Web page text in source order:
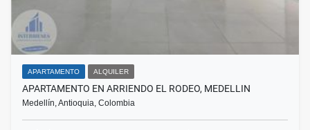
APARTAMENTO ALQUILER
APARTAMENTO EN ARRIENDO EL RODEO, MEDELLIN
Medellín, Antioquia, Colombia